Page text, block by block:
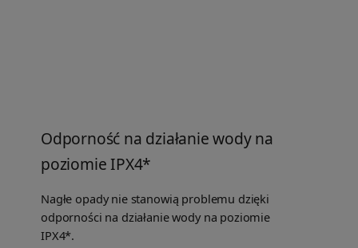
Odporność na działanie wody na
poziomie IPX4*
Nagłe opady nie stanowią problemu dzięki
odporności na działanie wody na poziomie
IPX4*.